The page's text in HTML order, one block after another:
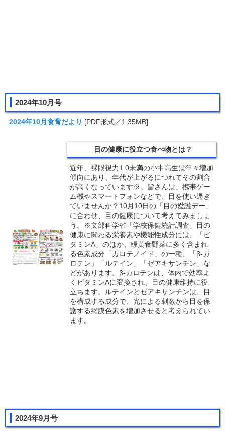
2024年10月号
2024年10月食育だより [PDF形式／1.35MB]
目の健康に役立つ食べ物とは？
近年、裸眼視力1.0未満の小中高生は年々増加
傾向にあり、年代が上がるにつれてその割合
が高くなっています※。皆さんは、携帯ゲー
ム機やスマートフォンなどで、目を使い過ぎ
ていませんか？10月10日の「目の愛護デー」
に合わせ、目の健康について考えてみましょ
う。※文部科学省「学校保健統計調査」目の
健康に関わる栄養素や機能性成分には、「ビ
タミンA」のほか、緑黄食野菜に多く含まれ
る色素成分「カロテノイド」の一種、「β‐カ
ロテン」「ルテイン」「ゼアキサンチン」な
どがあります。β‐カロテンは、体内で効率よ
くビタミンAに変換され、目の健康維持に役
立ちます。ルテインとゼアキサンチンは、目
を構成する成分で、光による刺激から目を保
護する網膜色素を増加させると考えられてい
ます。
2024年9月号